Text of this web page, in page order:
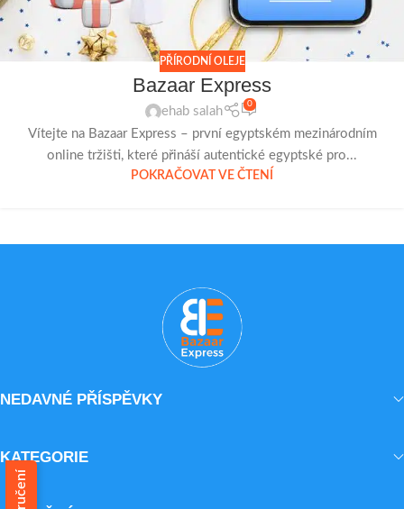
PŘÍRODNÍ OLEJE
Bazaar Express
ehab salah
0
Vítejte na Bazaar Express – první egyptském mezinárodním
online tržišti, které přináší autentické egyptské pro...
POKRAČOVAT VE ČTENÍ
NEDAVNÉ PŘÍSPĚVKY
KATEGORIE